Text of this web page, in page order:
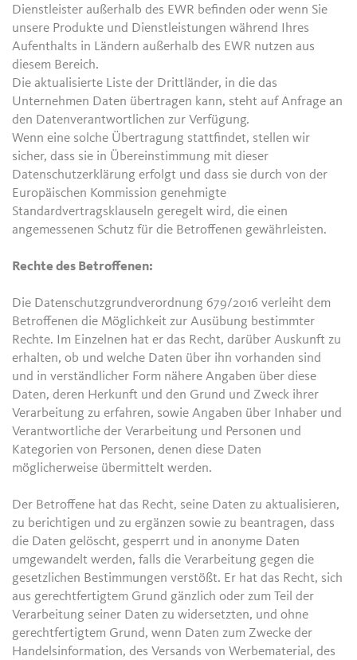
Dienstleister außerhalb des EWR befinden oder wenn Sie
unsere Produkte und Dienstleistungen während Ihres
Aufenthalts in Ländern außerhalb des EWR nutzen aus
diesem Bereich.
Die aktualisierte Liste der Drittländer, in die das
Unternehmen Daten übertragen kann, steht auf Anfrage an
den Datenverantwortlichen zur Verfügung.
Wenn eine solche Übertragung stattfindet, stellen wir
sicher, dass sie in Übereinstimmung mit dieser
Datenschutzerklärung erfolgt und dass sie durch von der
Europäischen Kommission genehmigte
Standardvertragsklauseln geregelt wird, die einen
angemessenen Schutz für die Betroffenen gewährleisten.
Rechte des Betroffenen:
Die Datenschutzgrundverordnung 679/2016 verleiht dem
Betroffenen die Möglichkeit zur Ausübung bestimmter
Rechte. Im Einzelnen hat er das Recht, darüber Auskunft zu
erhalten, ob und welche Daten über ihn vorhanden sind
und in verständlicher Form nähere Angaben über diese
Daten, deren Herkunft und den Grund und Zweck ihrer
Verarbeitung zu erfahren, sowie Angaben über Inhaber und
Verantwortliche der Verarbeitung und Personen und
Kategorien von Personen, denen diese Daten
möglicherweise übermittelt werden.
Der Betroffene hat das Recht, seine Daten zu aktualisieren,
zu berichtigen und zu ergänzen sowie zu beantragen, dass
die Daten gelöscht, gesperrt und in anonyme Daten
umgewandelt werden, falls die Verarbeitung gegen die
gesetzlichen Bestimmungen verstößt. Er hat das Recht, sich
aus gerechtfertigtem Grund gänzlich oder zum Teil der
Verarbeitung seiner Daten zu widersetzten, und ohne
gerechtfertigtem Grund, wenn Daten zum Zwecke der
Handelsinformation, des Versands von Werbematerial, des